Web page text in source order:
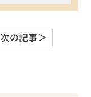
次の記事＞